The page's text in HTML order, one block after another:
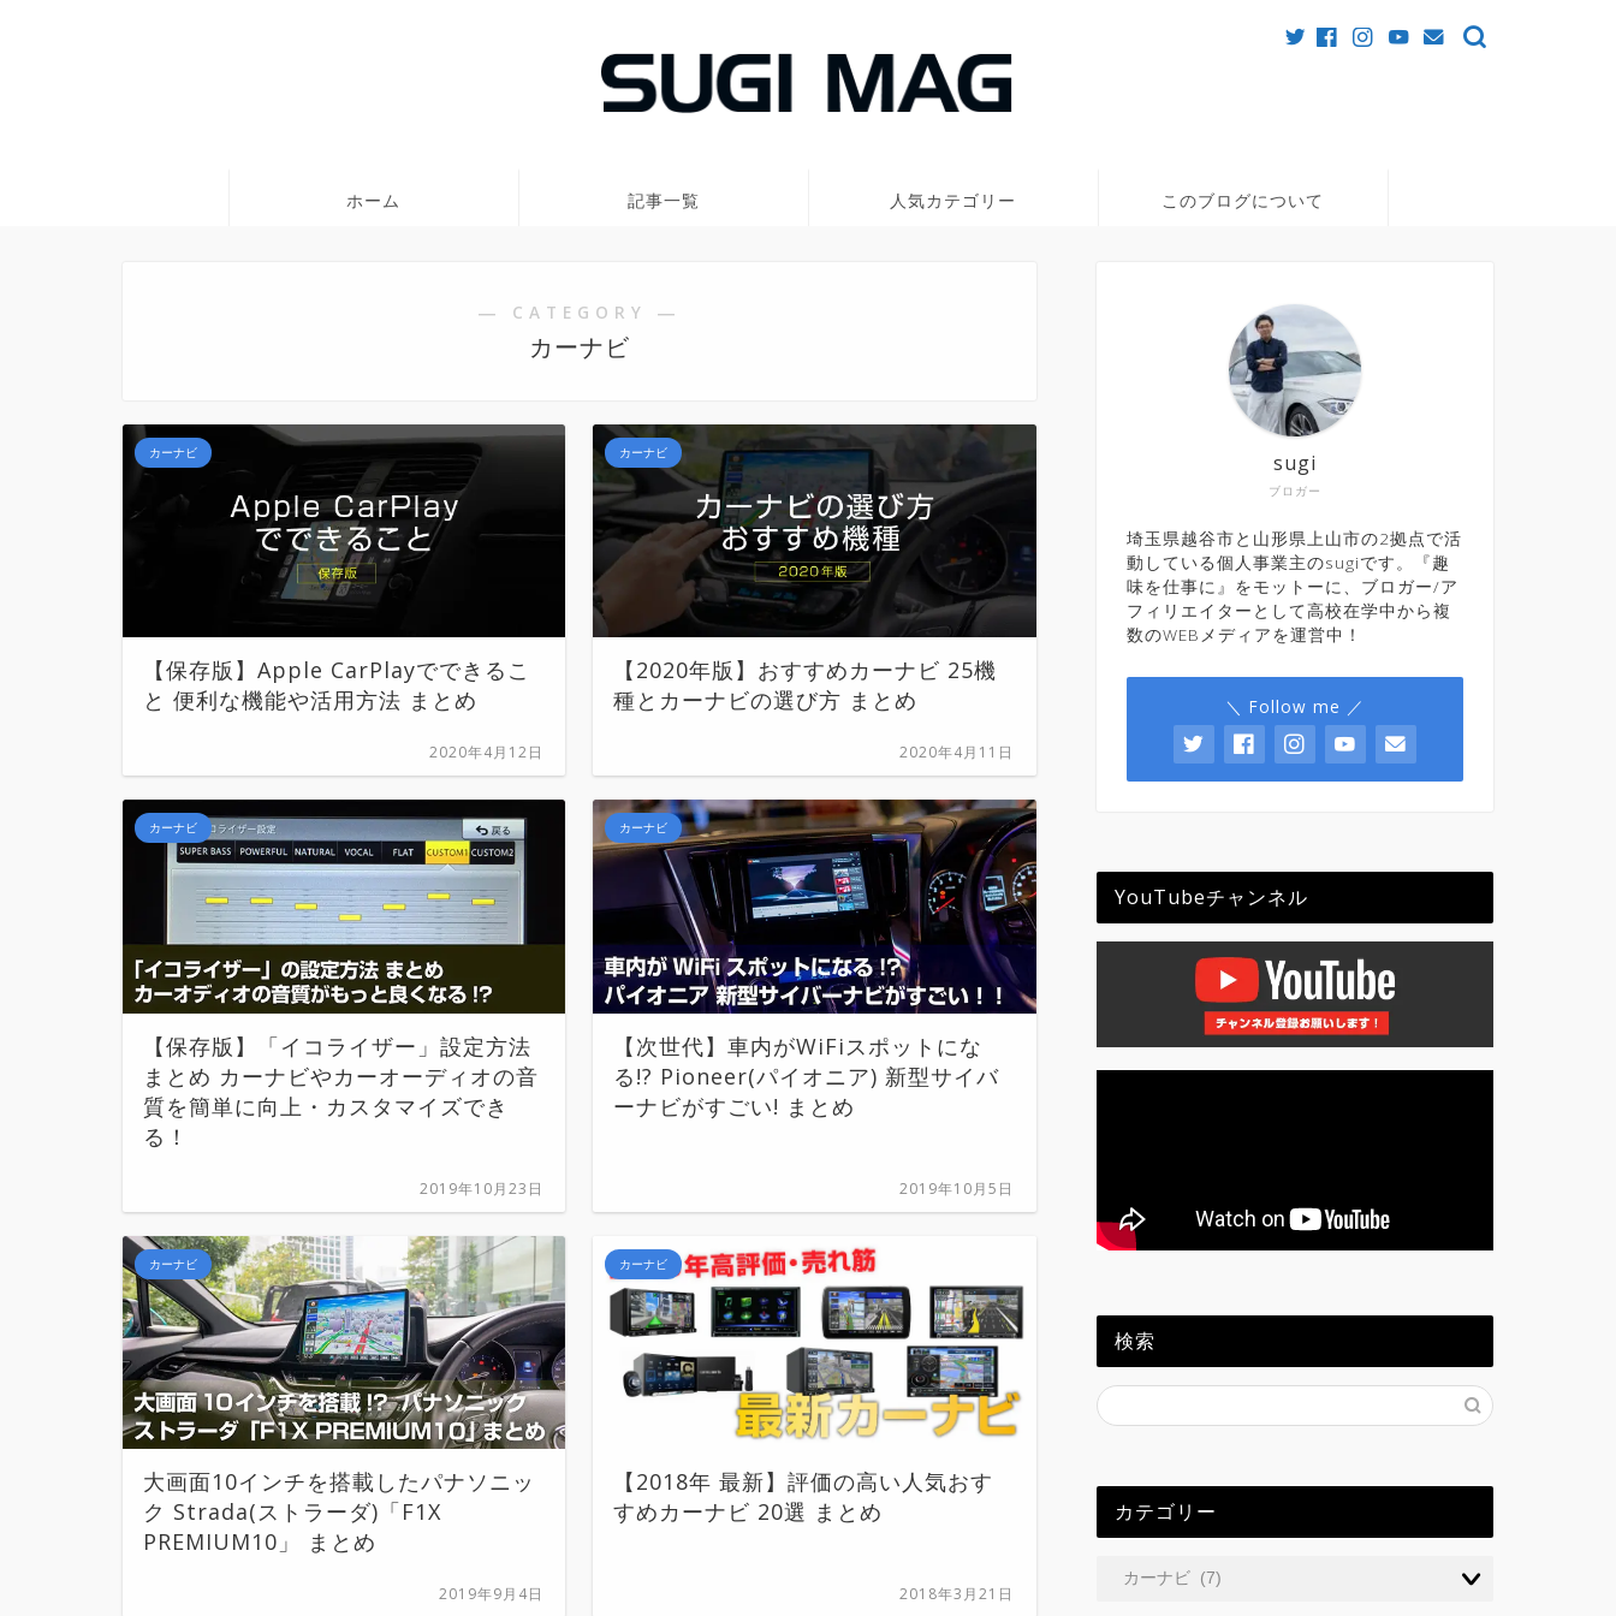
ホーム 記事一覧 人気カテゴリー このブログについて
― CATEGORY ―
カーナビ
カーナビ
【保存版】Apple CarPlayでできるこ
と 便利な機能や活用方法 まとめ
2020年4月12日
カーナビ
【2020年版】おすすめカーナビ 25機
種とカーナビの選び方 まとめ
2020年4月11日
カーナビ
【保存版】「イコライザー」設定方法
まとめ カーナビやカーオーディオの音
質を簡単に向上・カスタマイズでき
る！
2019年10月23日
カーナビ
【次世代】車内がWiFiスポットにな
る!? Pioneer(パイオニア) 新型サイバ
ーナビがすごい! まとめ
2019年10月5日
カーナビ
大画面10インチを搭載したパナソニッ
ク Strada(ストラーダ)「F1X
PREMIUM10」 まとめ
2019年9月4日
カーナビ
【2018年 最新】評価の高い人気おす
すめカーナビ 20選 まとめ
2018年3月21日
ブロガー
sugi
埼玉県越谷市と山形県上山市の2拠点で活
動している個人事業主のsugiです。『趣
味を仕事に』をモットーに、ブロガー/ア
フィリエイターとして高校在学中から複
数のWEBメディアを運営中！
＼ Follow me ／
YouTubeチャンネル
検索
カテゴリー